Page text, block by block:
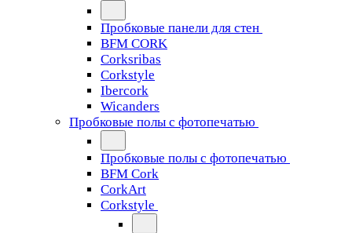
Пробковые панели для стен
BFM CORK
Corksribas
Corkstyle
Ibercork
Wicanders
Пробковые полы с фотопечатью
Пробковые полы с фотопечатью
BFM Cork
CorkArt
Corkstyle